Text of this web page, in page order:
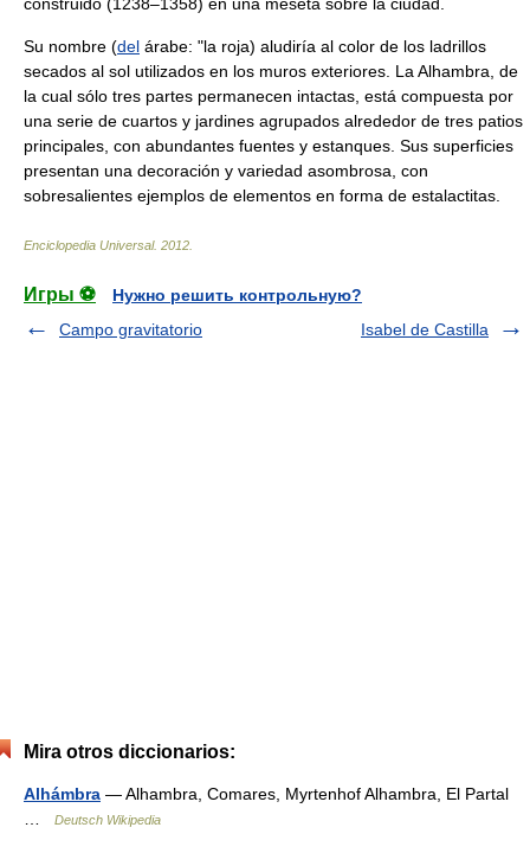
Su nombre (del árabe: "la roja) aludiría al color de los ladrillos
secados al sol utilizados en los muros exteriores. La Alhambra, de
la cual sólo tres partes permanecen intactas, está compuesta por
una serie de cuartos y jardines agrupados alrededor de tres patios
principales, con abundantes fuentes y estanques. Sus superficies
presentan una decoración y variedad asombrosa, con
sobresalientes ejemplos de elementos en forma de estalactitas.
Enciclopedia Universal. 2012
Игры ⚽
Нужно решить контрольную?
Campo gravitatorio
Isabel de Castilla
Mira otros diccionarios:
Alhámbra — Alhambra, Comares, Myrtenhof Alhambra, El Partal
Deutsch Wikipedia